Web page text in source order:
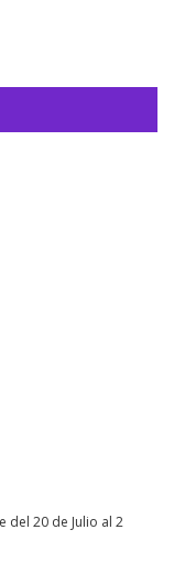
del 20 de Julio al 2